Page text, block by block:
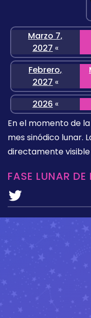
Marzo 7,
2027 «
Febrero,
2027 «
2026 «
En el momento de
mes sinódico lunar.
directamente
FASE LUNAR